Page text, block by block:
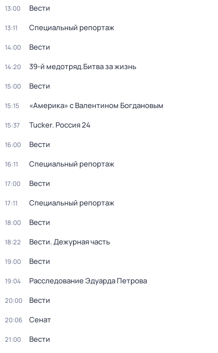
13:00 Вести
13:11 Специальный репортаж
14:00 Вести
14:20 39-й медотряд.Битва за жизнь
15:00 Вести
15:15 «Америка» с Валентином Богдановым
15:37 Tucker. Россия 24
16:00 Вести
16:11 Специальный репортаж
17:00 Вести
17:11 Специальный репортаж
18:00 Вести
18:22 Вести. Дежурная часть
19:00 Вести
19:04 Расследование Эдуарда Петрова
20:00 Вести
20:06 Сенат
21:00 Вести